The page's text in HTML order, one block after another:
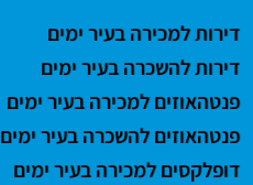
דירות למכירה בעיר ימים
דירות להשכרה בעיר ימים
פנטהאוזים למכירה בעיר ימים
פנטהאוזים להשכרה בעיר ימים
דופלקסים למכירה בעיר ימים